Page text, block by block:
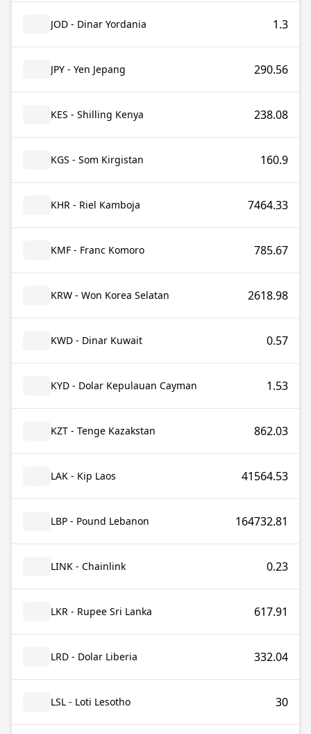
JOD - Dinar Yordania 1.3
JPY - Yen Jepang 290.56
KES - Shilling Kenya 238.08
KGS - Som Kirgistan 160.9
KHR - Riel Kamboja 7464.33
KMF - Franc Komoro 785.67
KRW - Won Korea Selatan 2618.98
KWD - Dinar Kuwait 0.57
KYD - Dolar Kepulauan Cayman 1.53
KZT - Tenge Kazakstan 862.03
LAK - Kip Laos 41564.53
LBP - Pound Lebanon 164732.81
LINK - Chainlink 0.23
LKR - Rupee Sri Lanka 617.91
LRD - Dolar Liberia 332.04
LSL - Loti Lesotho 30